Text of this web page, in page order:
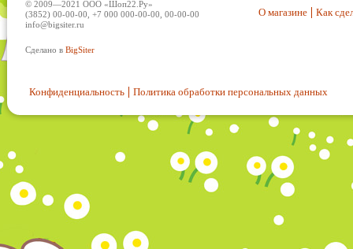
© 2009—2021 ООО «Шоп22.Ру»
(3852) 00-00-00, +7 000 000-00-00, 00-00-00
info@bigsiter.ru
Сделано в BigSiter
О магазине Как
Конфиденциальность Политика обработки персональных данных